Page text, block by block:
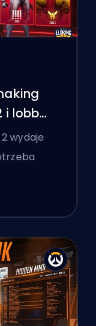
i lobby
wydaje